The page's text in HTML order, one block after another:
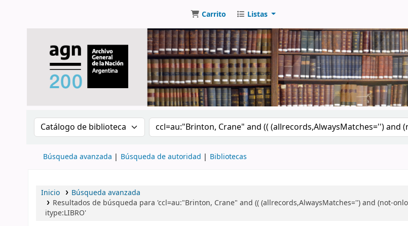
Carrito Listas
Buscar en el catálogo por: Buscar en el catálogo
Búsqueda avanzada Búsqueda de autoridad Bibliotecas
Inicio
Búsqueda avanzada
Resultados de búsqueda para 'ccl=au:"Brinton, Crane" and (( (allrecords,AlwaysMatches='') and (not-
itype:LIBRO'